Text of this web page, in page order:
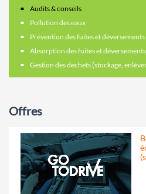
Audits & conseils
Pollution des eaux
Prévention des fuites et déversements
Absorption des fuites et déversements
Gestion des dechets (stockage,
Offres